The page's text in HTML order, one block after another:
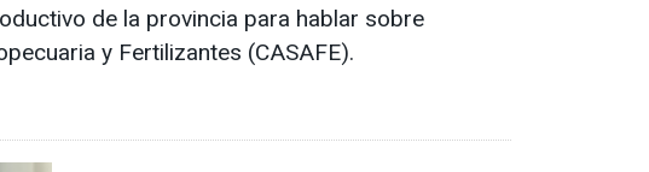
de la provincia para hablar sobre
y Fertilizantes (CASAFE).